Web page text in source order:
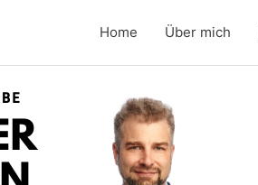
Home Über mich